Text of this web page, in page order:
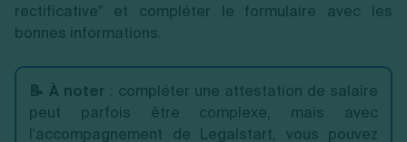
rectificative” et compléter le formulaire avec les
bonnes informations.
📝 À noter : compléter une attestation de salaire
peut parfois être complexe, mais avec
l'accompagnement de Legalstart, vous pouvez